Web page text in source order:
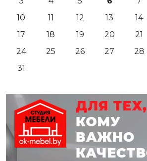
10
11 12 13 14
17
18 19 20 21
24
25 26 27 28
31